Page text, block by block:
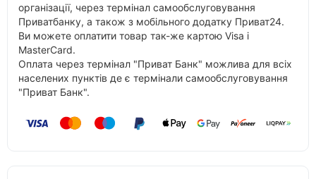
організації, через термінал самообслуговування
Приватбанку, а також з мобільного додатку Приват24.
Ви можете оплатити товар так-же картою Visa і
MasterCard.
Оплата через термінал "Приват Банк" можлива для всіх
населених пунктів де є термінали самообслуговування
"Приват Банк".